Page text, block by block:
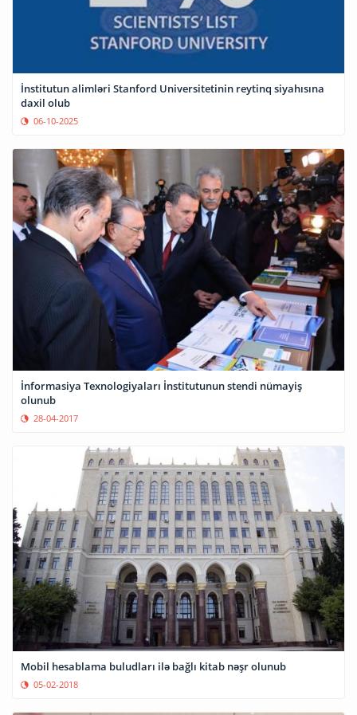
İnstitutun alimləri Stanford Universitetinin reytinq siyahısına
daxil olub
06-10-2025
İnformasiya Texnologiyaları İnstitutunun stendi nümayiş
olunub
28-04-2017
Mobil hesablama buludları ilə bağlı kitab nəşr olunub
05-02-2018